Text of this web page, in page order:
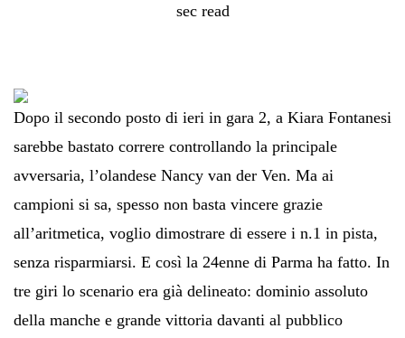
sec read
Dopo il secondo posto di ieri in gara 2, a Kiara Fontanesi
sarebbe bastato correre controllando la principale
avversaria, l’olandese Nancy van der Ven. Ma ai
campioni si sa, spesso non basta vincere grazie
all’aritmetica, voglio dimostrare di essere i n.1 in pista,
senza risparmiarsi. E così la 24enne di Parma ha fatto. In
tre giri lo scenario era già delineato: dominio assoluto
della manche e grande vittoria davanti al pubblico